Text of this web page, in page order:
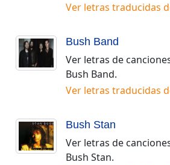
Ver letras traducidas
Bush Band
Ver letras de
Bush Band.
Ver letras traducidas
Bush Stan
Ver letras de
Bush Stan.